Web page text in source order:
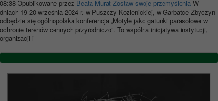
08:38 Opublikowane przez Beata Murat Zostaw swoje przemyślenia W
dniach 19-20 września 2024 r. w Puszczy Kozienickiej, w Garbatce-Zbyczyn
odbędzie się ogólnopolska konferencja „Motyle jako gatunki parasolowe w
ochronie terenów cennych przyrodniczo”. To wspólna inicjatywa instytucji,
organizacji i